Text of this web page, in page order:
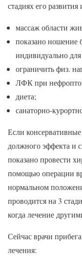
стадиях его
массаж области
показано ношение
индивидуально
ограничить физ.
ЛФК при
диета;
санаторно-
Если
должного эффекта и
показано провести
помощью операции
нормальном
проводится на 3
когда лечение
Сейчас врачи
лечения: